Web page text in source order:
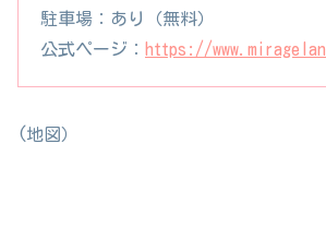
駐車場：あり（無料）
公式ページ： https://
(地図）